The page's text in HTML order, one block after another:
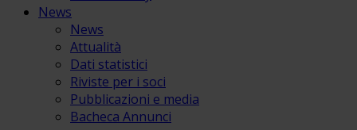
News
News
Attualità
Dati statistici
Riviste per i soci
Pubblicazioni e media
Bacheca Annunci